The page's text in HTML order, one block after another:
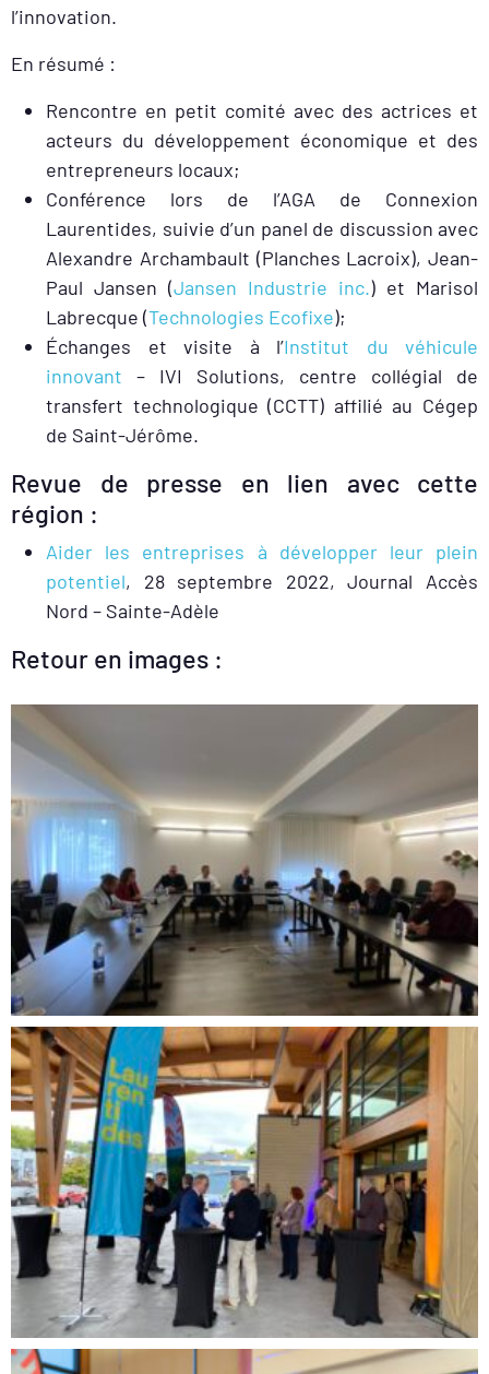
l’innovation.
En résumé :
Rencontre en petit comité avec des actrices et
acteurs du développement économique et des
entrepreneurs locaux;
Conférence lors de l’AGA de Connexion
Laurentides, suivie d’un panel de discussion avec
Alexandre Archambault (Planches Lacroix), Jean-
Paul Jansen (Jansen Industrie inc.) et Marisol
Labrecque (Technologies Ecofixe);
Échanges et visite à l’Institut du véhicule
innovant – IVI Solutions, centre collégial de
transfert technologique (CCTT) affilié au Cégep
de Saint-Jérôme.
Revue de presse en lien avec cette
région :
Aider les entreprises à développer leur plein
potentiel, 28 septembre 2022, Journal Accès
Nord – Sainte-Adèle
Retour en images :